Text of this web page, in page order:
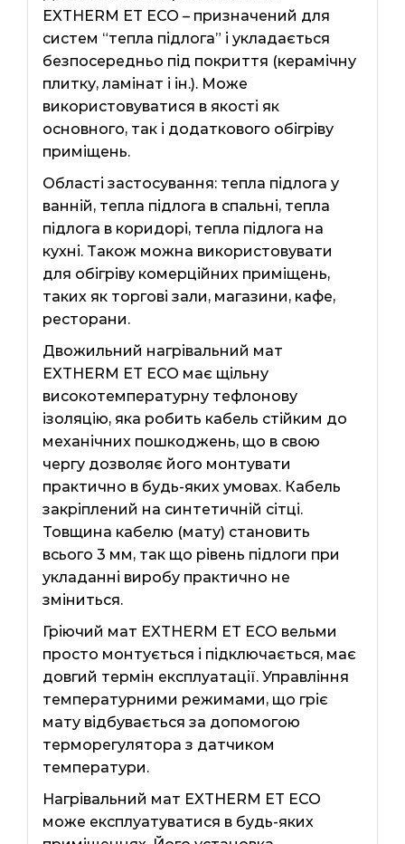
EXTHERM ЕТ ЕСО – призначений для
систем “тепла підлога” і укладається
безпосередньо під покриття (керамічну
плитку, ламінат і ін.). Може
використовуватися в якості як
основного, так і додаткового обігріву
приміщень.
Області застосування: тепла підлога у
ванній, тепла підлога в спальні, тепла
підлога в коридорі, тепла підлога на
кухні. Також можна використовувати
для обігріву комерційних приміщень,
таких як торгові зали, магазини, кафе,
ресторани.
Двожильний нагрівальний мат
EXTHERM ЕТ ЕСО має щільну
високотемпературну тефлонову
ізоляцію, яка робить кабель стійким до
механічних пошкоджень, що в свою
чергу дозволяє його монтувати
практично в будь-яких умовах. Кабель
закріплений на синтетичній сітці.
Товщина кабелю (мату) становить
всього 3 мм, так що рівень підлоги при
укладанні виробу практично не
зміниться.
Гріючий мат EXTHERM ЕТ ECO вельми
просто монтується і підключається, має
довгий термін експлуатації. Управління
температурними режимами, що гріє
мату відбувається за допомогою
терморегулятора з датчиком
температури.
Нагрівальний мат EXTHERM ЕТ ЕСО
може експлуатуватися в будь-яких